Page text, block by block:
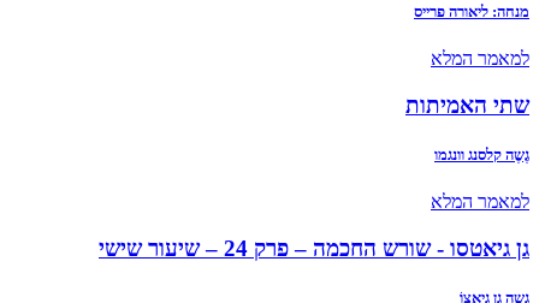
מנחה: ליאורה פרייס
למאמר המלא
שתי האמיתות
גֶשֶה קלסנג וונגמו
למאמר המלא
גן גיאטסו - שורש החכמה – פרק 24 – שיעור שישי
גֶשֶה גֶן גְיָאצוֹ